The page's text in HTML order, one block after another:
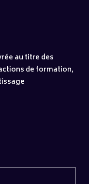
au titre des
de formation,